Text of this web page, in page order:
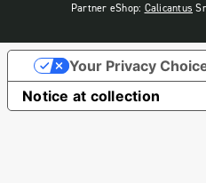
Partner eShop: Calicantus
Notice at collection
Your Privacy